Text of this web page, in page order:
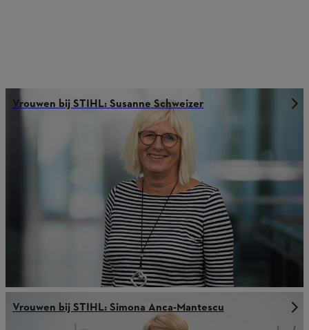
Vrouwen bij STIHL: Susanne Schweizer
Vrouwen bij STIHL: Simona Anca-Mantescu